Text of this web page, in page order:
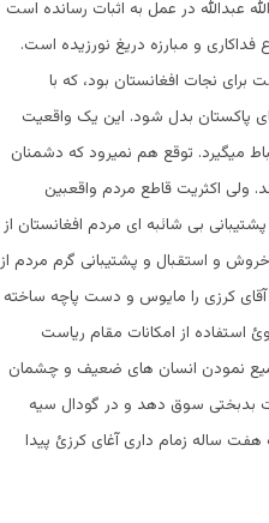
عبدالله در عمل به اثبات رسانده است
و مبارزه دریغ نورزیده است.
برای نجات افغانستان بود، که با
پاکستان بدل شود. این یک واقعیت
میگیرد. توقع هم نمیرود که دشمنان
ولی اکثریت قاطع مردم واقعبین
بی شائبه ای مردم افغانستان از
و استقبال و پشتیبانی گرم مردم از
آقای کرزی را مایوس و دست پاچه ساخته
از امکانات مقام ریاست
نمودن انسان های ضعیف و چشمان
بدبختی سوق دهد و در گودال سیه
هفت ساله زمام داری آغای کرزئ پیدا